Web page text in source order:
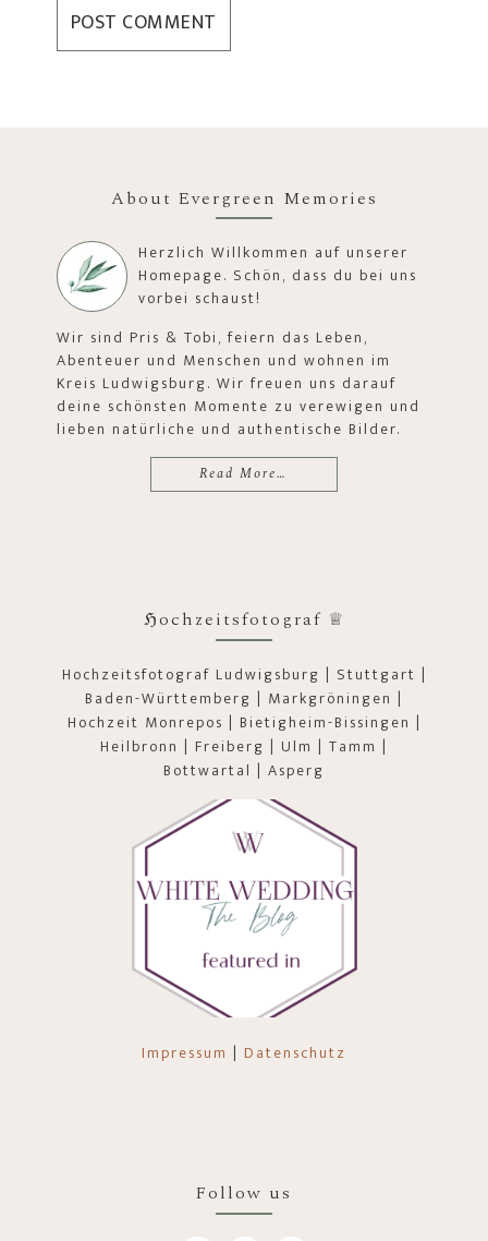
About Evergreen Memories
Herzlich Willkommen auf unserer
Homepage. Schön, dass du bei uns
vorbei schaust!
Wir sind Pris & Tobi, feiern das Leben,
Abenteuer und Menschen und wohnen im
Kreis Ludwigsburg. Wir freuen uns darauf
deine schönsten Momente zu verewigen und
lieben natürliche und authentische Bilder.
Read More…
ℌochzeitsfotograf ♕
Hochzeitsfotograf Ludwigsburg | Stuttgart |
Baden-Württemberg | Markgröningen |
Hochzeit Monrepos | Bietigheim-Bissingen |
Heilbronn | Freiberg | Ulm | Tamm |
Bottwartal | Asperg
Impressum | Datenschutz
Follow us